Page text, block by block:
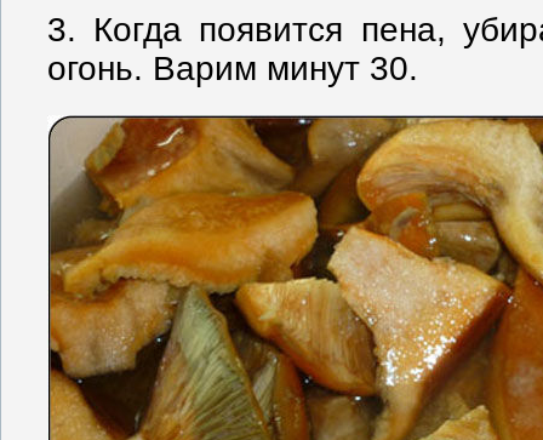
3. Когда появится пена,
огонь. Варим минут 30.